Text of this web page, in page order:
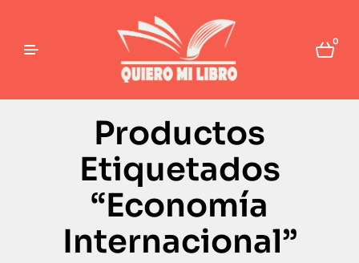
0
Productos
Etiquetados
“Economía
Internacional”